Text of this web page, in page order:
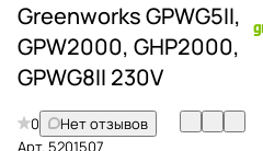
Greenworks GPWG5II,
GPW2000, GHP2000,
GPWG8II 230V
0
Нет отзывов
Арт. 5201507